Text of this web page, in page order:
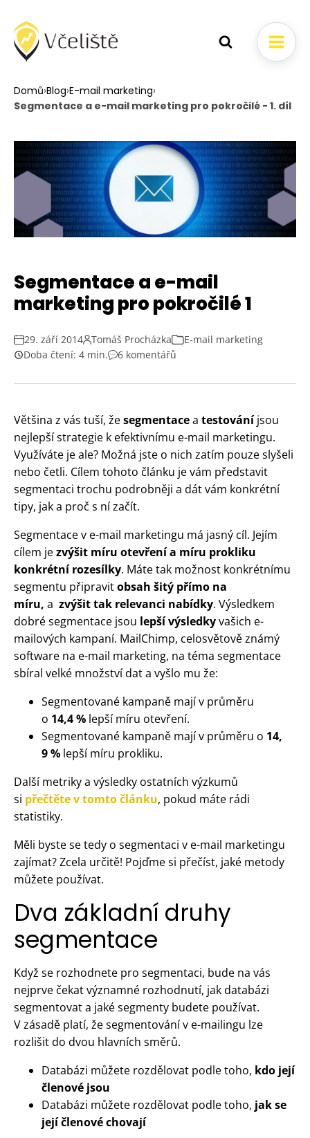
Domů›Blog›E-mail marketing›
Segmentace a e-mail marketing pro pokročilé - 1. díl
Segmentace a e-mail
marketing pro pokročilé 1
29. září 2014 Tomáš Procházka
E-mail marketing
Doba čtení: 4 min.
6 komentářů
Většina z vás tuší, žesegmentacea testováníjsou
nejlepší strategie k efektivnímu e-mail marketingu.
Využíváte je ale? Možná jste o nich zatím pouze slyšeli
nebo četli. Cílem tohoto článku je vám představit
segmentaci trochu podrobněji a dát vám konkrétní
tipy, jak a proč s ní začít.
Segmentace v e-mail marketingu má jasný cíl. Jejím
cílem jezvýšit míru otevření a míru prokliku
konkrétní rozesílky. Máte tak možnost konkrétnímu
segmentu připravitobsah šitý přímo na
míru, a zvýšit tak relevanci nabídky. Výsledkem
dobré segmentace jsou lepší výsledkyvašich e-
mailových kampaní. MailChimp, celosvětově známý
software na e-mail marketing, na téma segmentace
sbíral velké množství dat a vyšlo mu že:
Segmentované kampaně mají v průměru
o 14,4 % lepší míru otevření.
Segmentované kampaně mají v průměru o 14,
9 % lepší míru prokliku.
Další metriky a výsledky ostatních výzkumů
si přečtěte v tomto článku, pokud máte rádi
statistiky.
Měli byste se tedy o segmentaci v e-mail marketingu
zajímat? Zcela určitě! Pojďme si přečíst, jaké metody
můžete používat.
Dva základní druhy
segmentace
Když se rozhodnete pro segmentaci, bude na vás
nejprve čekat významné rozhodnutí, jak databázi
segmentovat a jaké segmenty budete používat.
V zásadě platí, že segmentování v e-mailingu lze
rozlišit do dvou hlavních směrů.
Databázi můžete rozdělovat podle toho, kdo její
členové jsou
Databázi můžete rozdělovat podle toho, jak se
její členové chovají